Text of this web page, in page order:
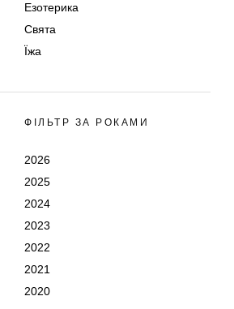
Езотерика
Свята
Їжа
ФІЛЬТР ЗА РОКАМИ
2026
2025
2024
2023
2022
2021
2020